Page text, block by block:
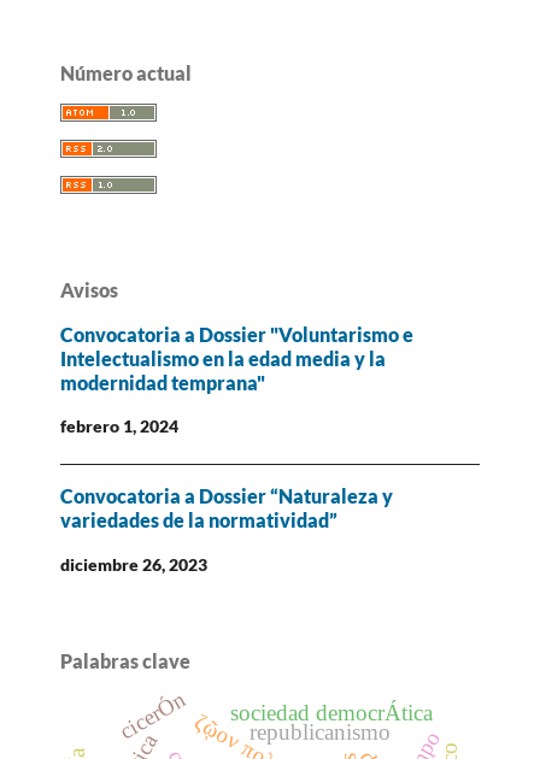
Número actual
Avisos
Convocatoria a Dossier "Voluntarismo e
Intelectualismo en la edad media y la
modernidad temprana"
febrero 1, 2024
Convocatoria a Dossier “Naturaleza y
variedades de la normatividad”
diciembre 26, 2023
Palabras clave
republicanismo
cicerÓn sociedad democrÁtica